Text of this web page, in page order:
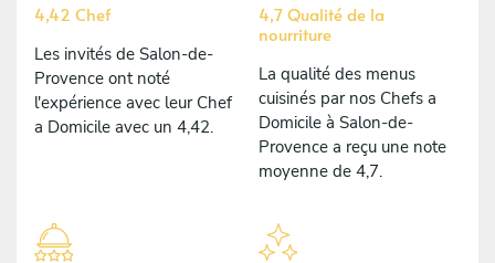
4,42 Chef
Les invités de Salon-de-
Provence ont noté
l'expérience avec leur Chef
a Domicile avec un 4,42.
4,7 Qualité de la
nourriture
La qualité des menus
cuisinés par nos Chefs a
Domicile à Salon-de-
Provence a reçu une note
moyenne de 4,7.